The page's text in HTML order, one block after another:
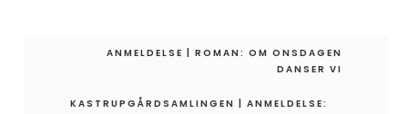
Indlægsnavigation
ANMELDELSE | ROMAN: OM ONSDAGEN
DANSER VI
KASTRUPGÅRDSAMLINGEN | ANMELDELSE: